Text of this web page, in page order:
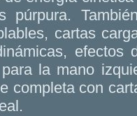
púrpura.
cartas
efectos
la mano
completa con